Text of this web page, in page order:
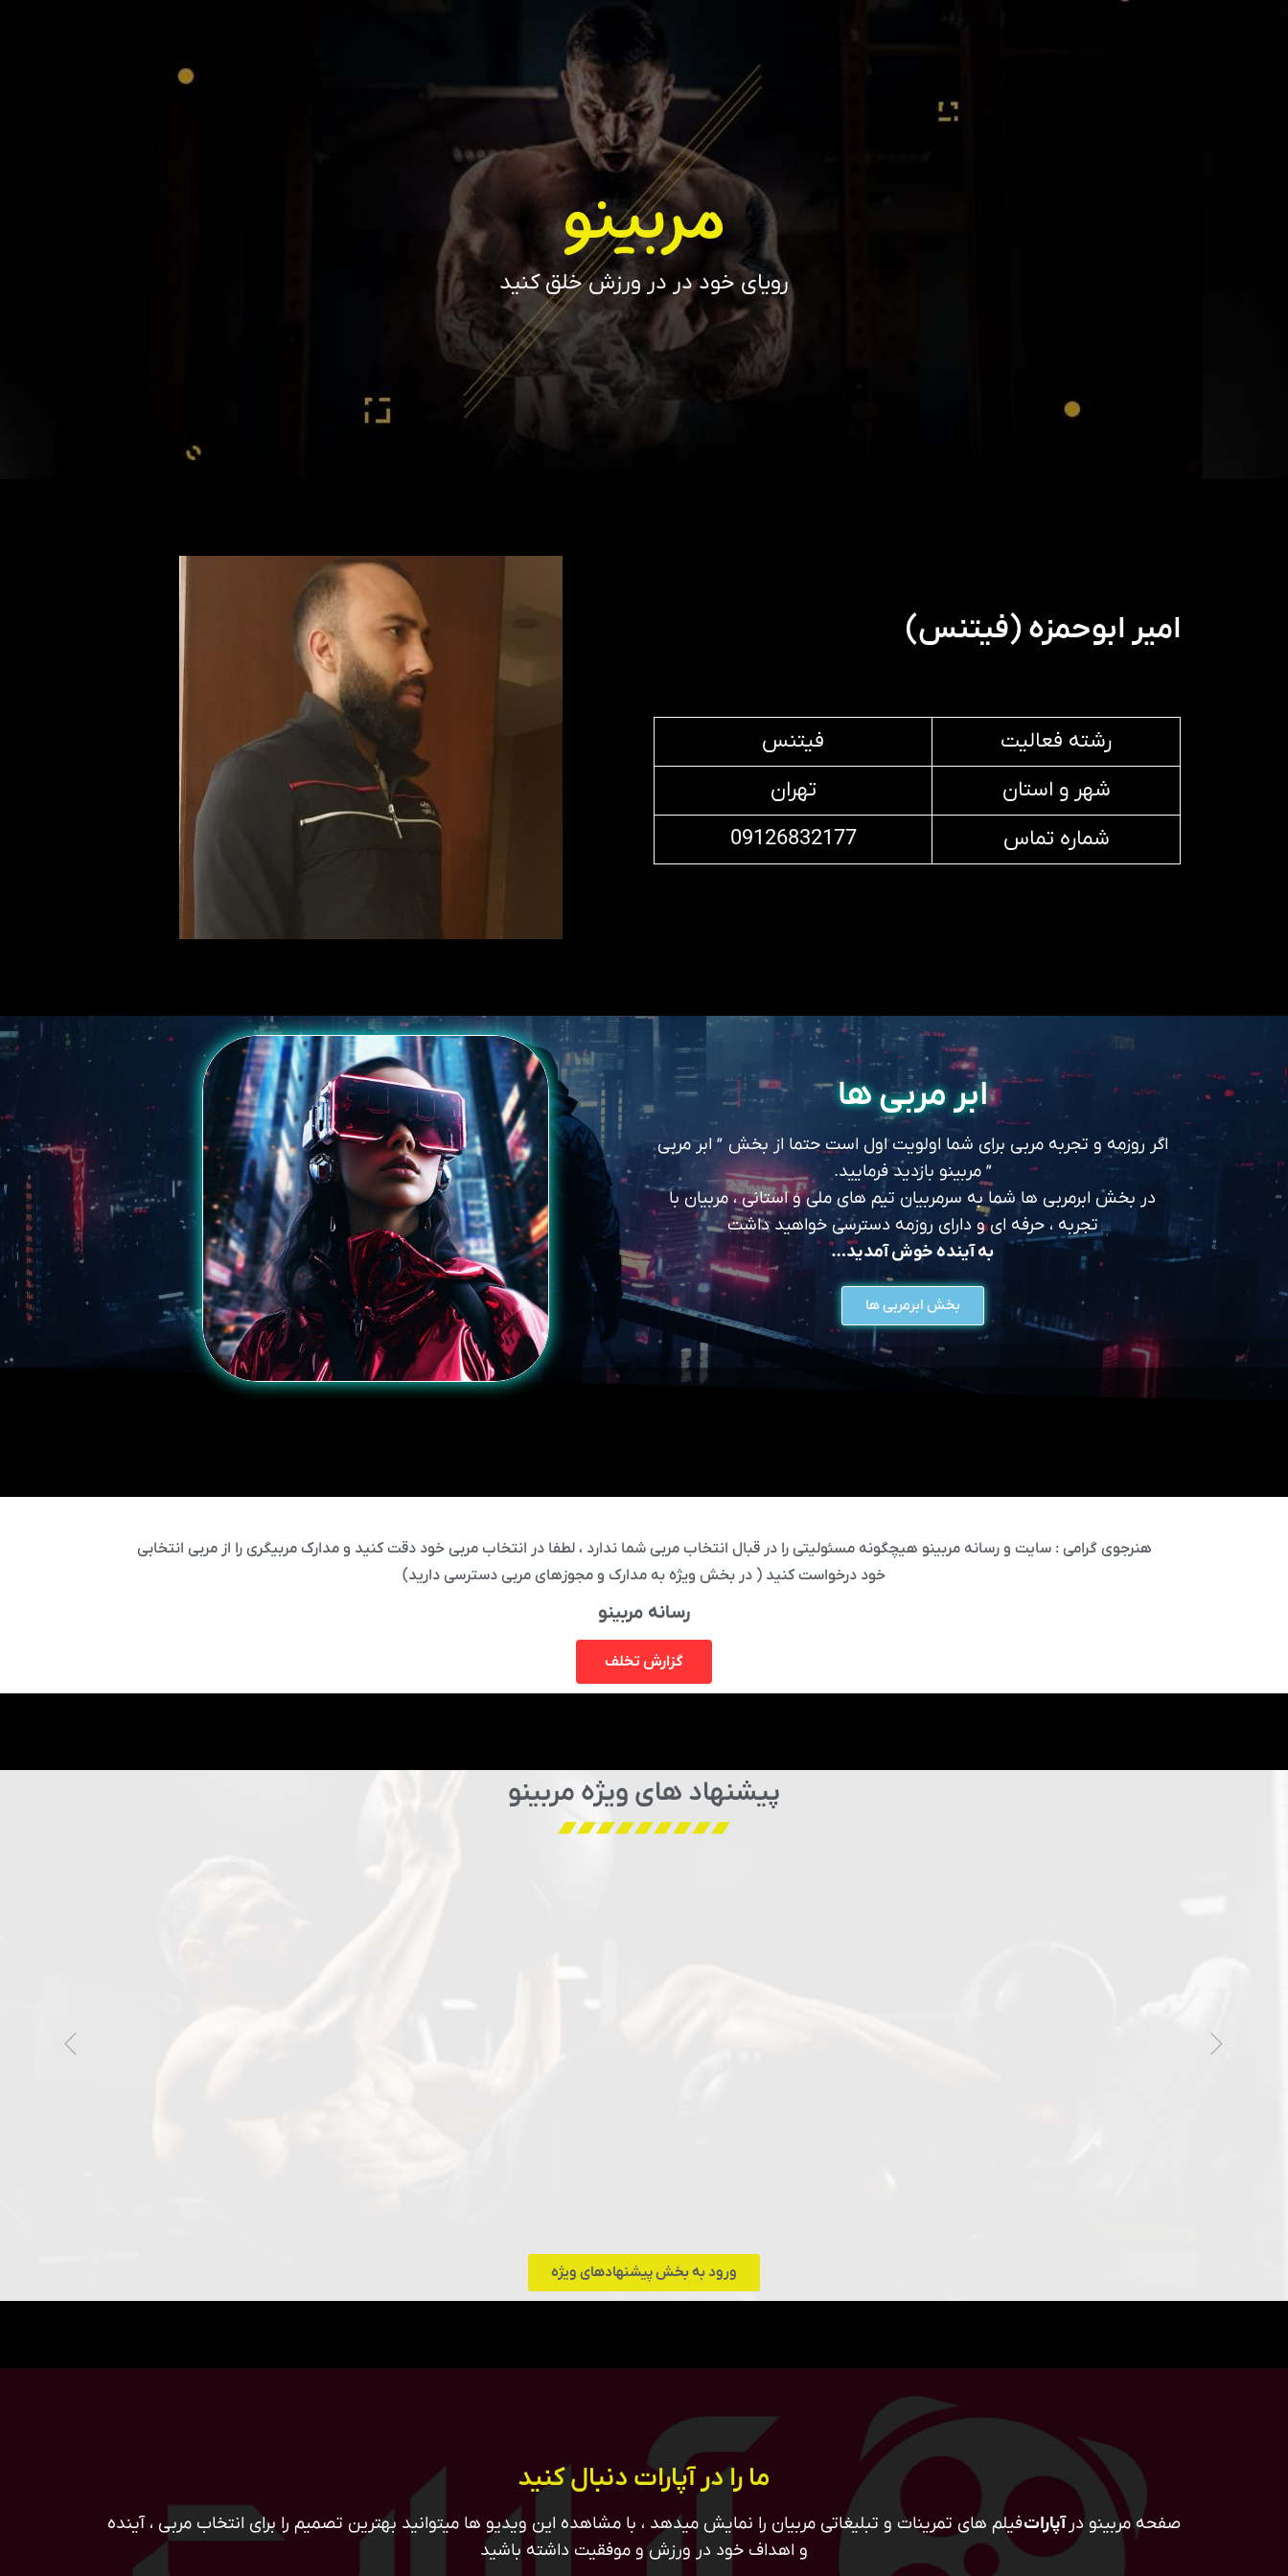
مربینو
رویای خود در در ورزش خلق کنید
امیر ابوحمزه (فیتنس)
رشته فعالیت
فیتنس
شهر و استان
تهران
شماره تماس
09126832177
ابر مربی ها
اگر روزمه و تجربه مربی برای شما اولویت اول است حتما از بخش ” ابر مربی
” مربینو بازدید فرمایید.
در بخش ابرمربی ها شما به سرمربیان تیم های ملی و استانی ، مربیان با
تجربه ، حرفه ای و دارای روزمه دسترسی خواهید داشت
به آینده خوش آمدید…
بخش ابرمربی ها
هنرجوی گرامی : سایت و رسانه مربینو هیچگونه مسئولیتی را در قبال انتخاب مربی شما ندارد ، لطفا در انتخاب مربی خود دقت کنید و مدارک مربیگری را از مربی انتخابی
خود درخواست کنید ( در بخش ویژه به مدارک و مجوزهای مربی دسترسی دارید)
رسانه مربینو
گزارش تخلف
پیشنهاد های ویژه مربینو
ورود به بخش پیشنهادهای ویژه
ما را در آپارات دنبال کنید
صفحه مربینو در آپاراتفیلم های تمرینات و تبلیغاتی مربیان را نمایش میدهد ، با مشاهده این ویدیو ها میتوانید بهترین تصمیم را برای انتخاب مربی ، آینده
و اهداف خود در ورزش و موفقیت داشته باشید